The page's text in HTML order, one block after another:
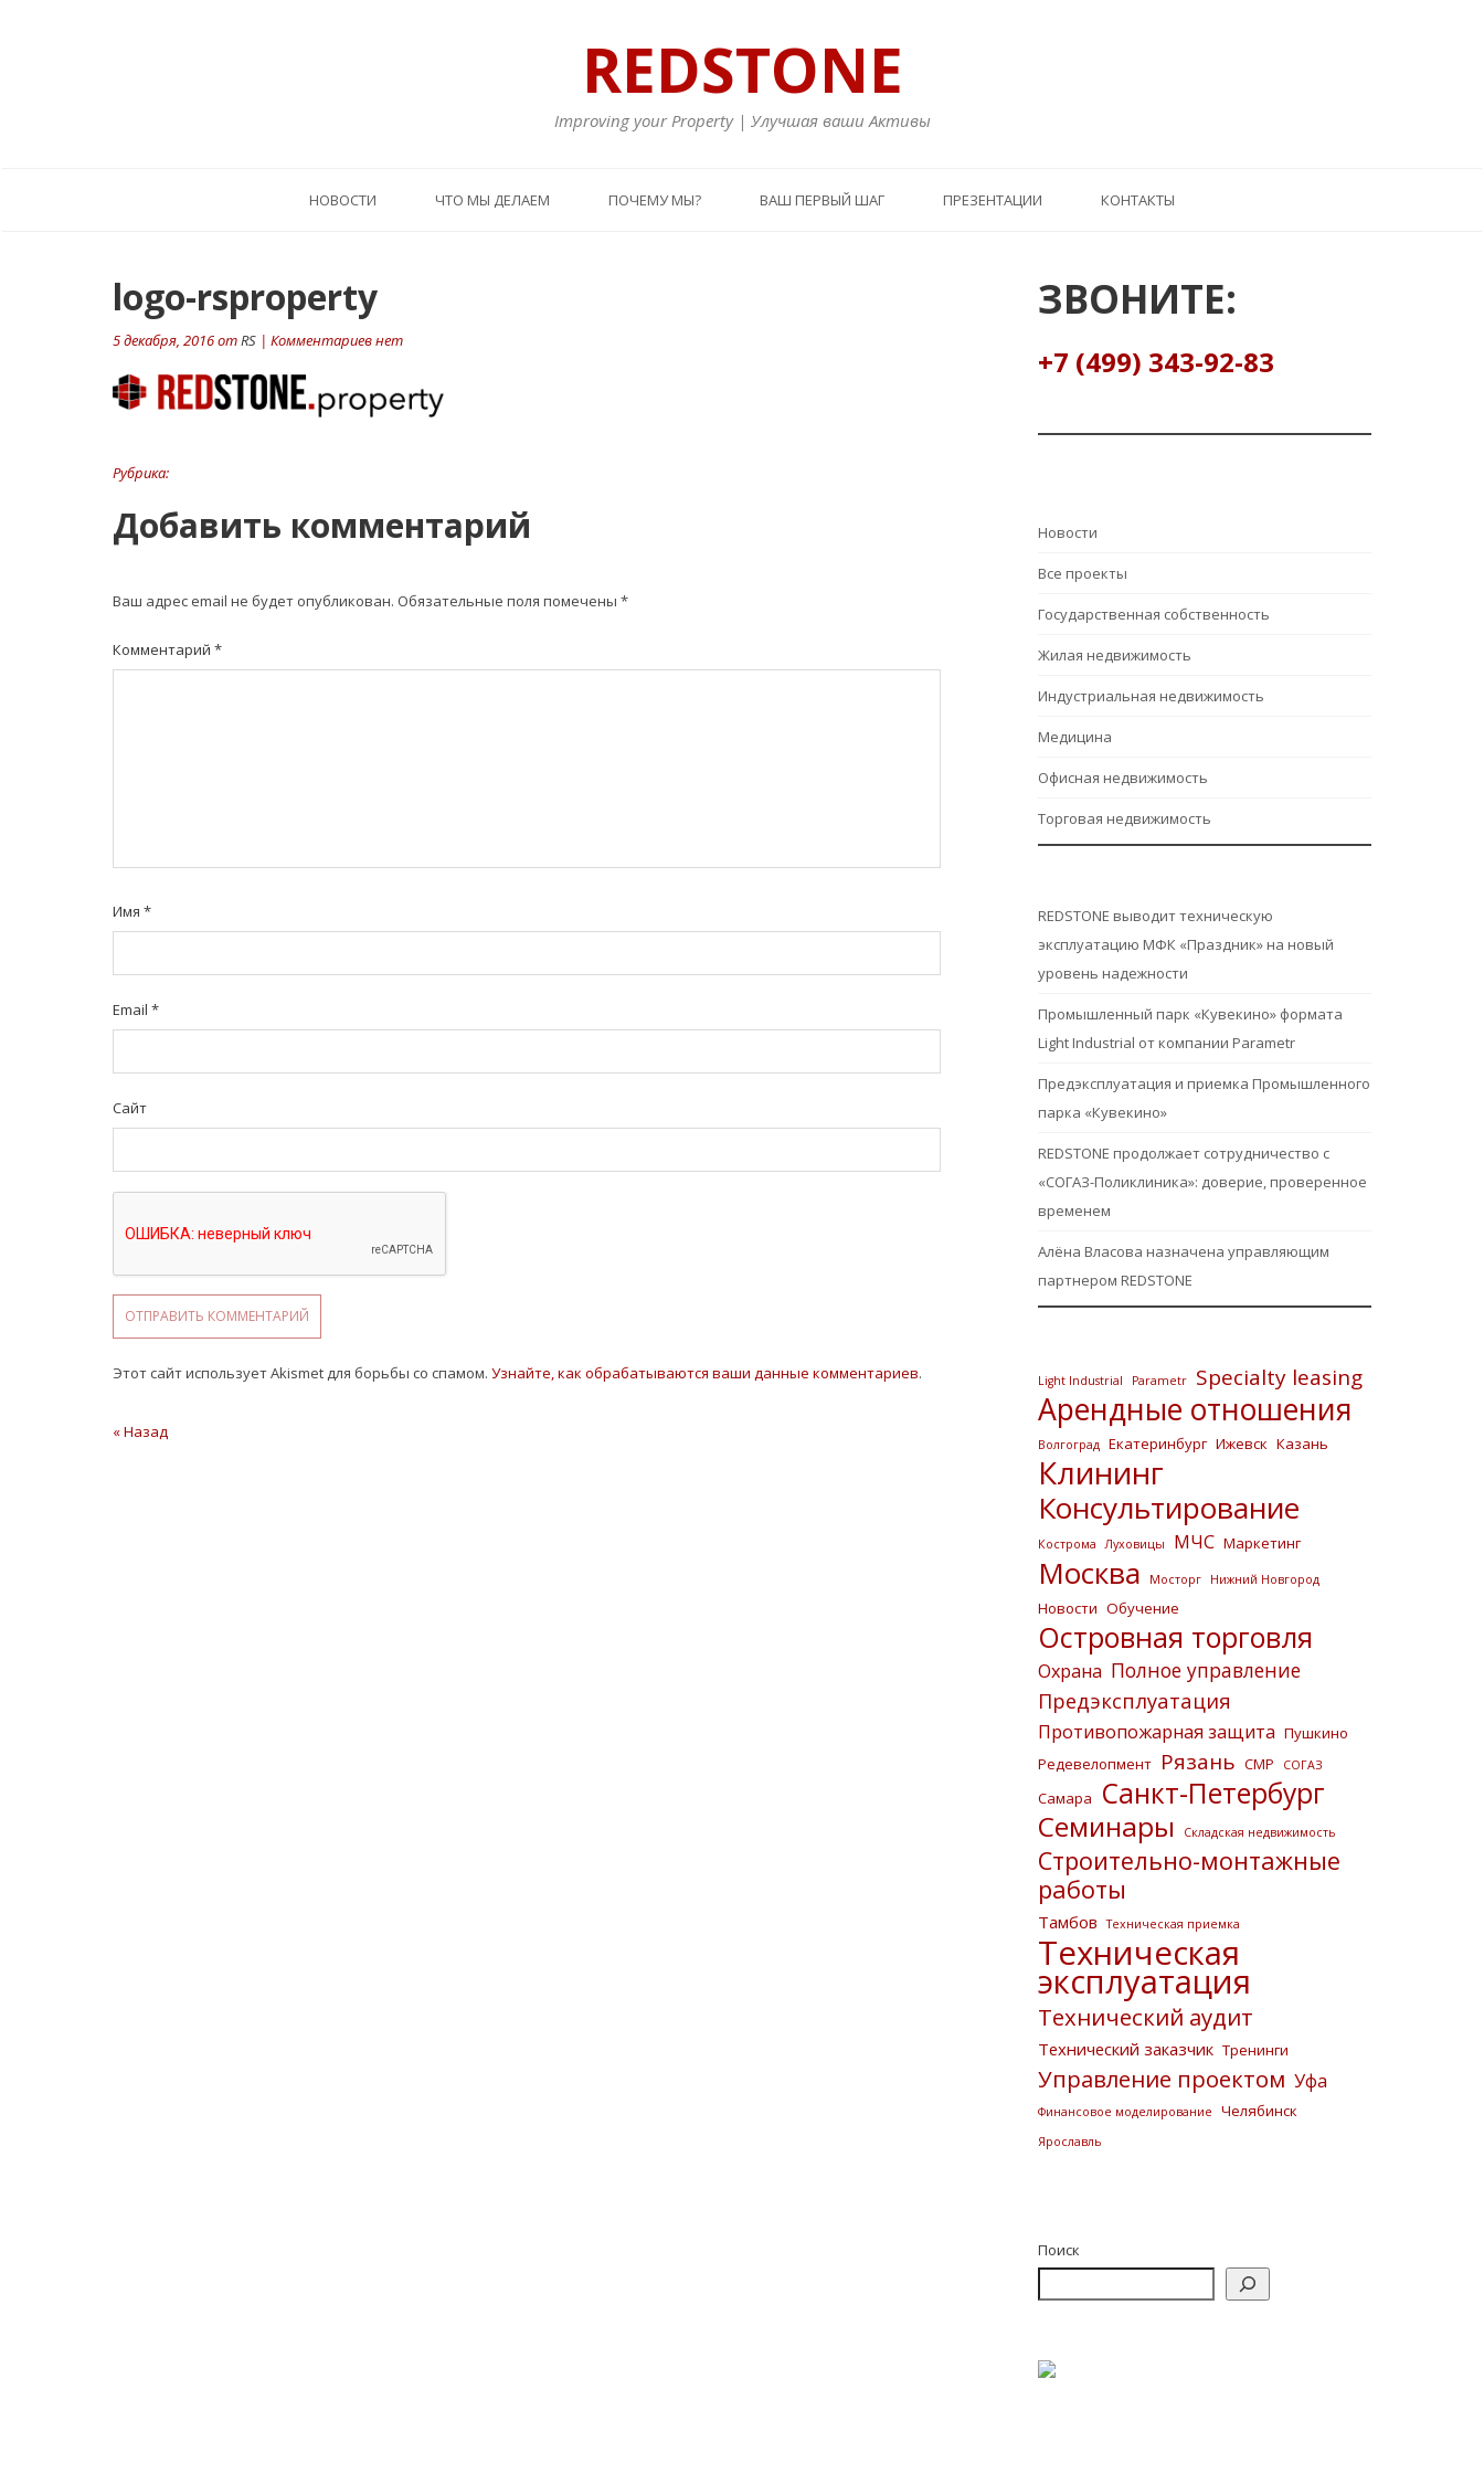
REDSTONE
Improving your Property | Улучшая ваши Активы
HОВОСТИ ЧТО МЫ ДЕЛАЕМ ПОЧЕМУ МЫ? ВАШ ПЕРВЫЙ ШАГ ПРЕЗЕНТАЦИИ КОНТАКТЫ
logo-rsproperty
5 декабря, 2016 отRS | Комментариев нет
Рубрика:
Добавить комментарий
Ваш адрес email не будет опубликован. Обязательные поля помечены *
Комментарий *
Имя *
Email *
Сайт
Этот сайт использует Akismet для борьбы со спамом. Узнайте, как обрабатываются ваши данные комментариев.
Навигация
« Назад
ЗВОНИТЕ:
+7 (499) 343-92-83
Hовости
Все проекты
Государственная собственность
Жилая недвижимость
Индустриальная недвижимость
Медицина
Офисная недвижимость
Торговая недвижимость
REDSTONE выводит техническую
эксплуатацию МФК «Праздник» на новый
уровень надежности
Промышленный парк «Кувекино» формата
Light Industrial от компании Parametr
Предэксплуатация и приемка Промышленного
парка «Кувекино»
REDSTONE продолжает сотрудничество с
«СОГАЗ-Поликлиника»: доверие, проверенное
временем
Алёна Власова назначена управляющим
партнером REDSTONE
Light Industrial Parametr Specialty leasing
Арендные отношения
Волгоград Екатеринбург Ижевск Казань
Клининг
Консультирование
Кострома Луховицы МЧС Маркетинг
Москва Мосторг Нижний Новгород
Новости Обучение
Островная торговля
Охрана Полное управление
Предэксплуатация
Противопожарная защита Пушкино
Редевелопмент Рязань СМР СОГАЗ
Самара
Санкт-Петербург
Семинары
Складская недвижимость
Строительно-монтажные
работы
Тамбов Техническая приемка
Техническая
эксплуатация
Технический аудит
Технический заказчик Тренинги
Управление проектом Уфа
Финансовое моделирование Челябинск
Ярославль
Поиск